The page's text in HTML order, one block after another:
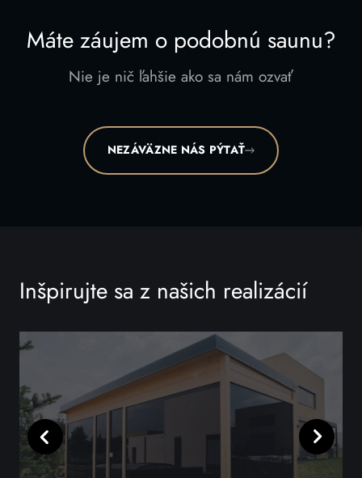
Máte záujem o podobnú saunu?
Nie je nič ľahšie ako sa nám ozvať
NEZÁVÄZNE NÁS PÝTAŤ
Inšpirujte sa z našich realizácií
Predchádzajúci Ďalší